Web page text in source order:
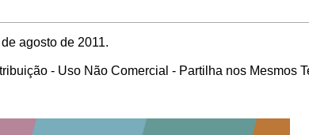
agosto de 2011.
- Uso Não Comercial - Partilha nos Mesmos